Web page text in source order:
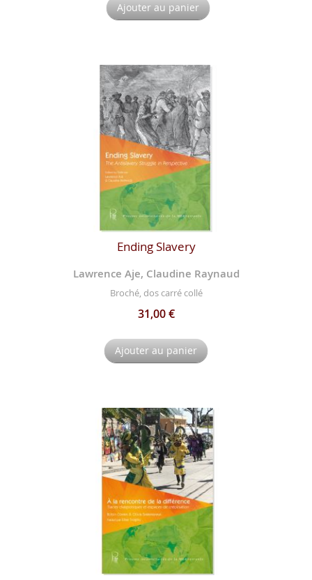
Ajouter au panier
Ending Slavery
Lawrence Aje, Claudine Raynaud
Broché, dos carré collé
31,00 €
Ajouter au panier